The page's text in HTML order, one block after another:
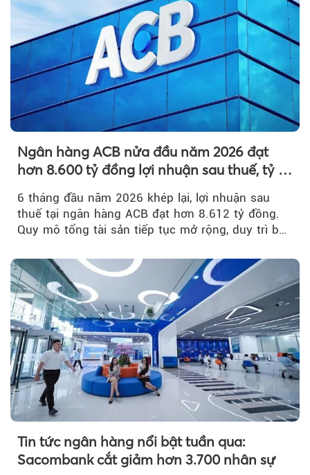
Ngân hàng ACB nửa đầu năm 2026 đạt
hơn 8.600 tỷ đồng lợi nhuận sau thuế, tỷ lệ
nợ xấu thấp nhất ngành
6 tháng đầu năm 2026 khép lại, lợi nhuận sau
thuế tại ngân hàng ACB đạt hơn 8.612 tỷ đồng.
Quy mô tổng tài sản tiếp tục mở rộng, duy trì bộ
Tin tức ngân hàng nổi bật tuần qua:
Sacombank cắt giảm hơn 3.700 nhân sự